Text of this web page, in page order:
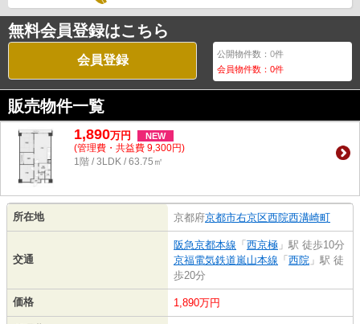
無料会員登録はこちら
会員登録 公開物件数：0件
会員物件数：0件
販売物件一覧
1,890万円 NEW
(管理費・共益費 9,300円)
1階 / 3LDK / 63.75㎡
所在地 京都府京都市右京区西院西溝崎町
交通
阪急京都本線 「 西京極 」駅 徒歩10分
京福電気鉄道嵐山本線 「 西院 」駅 徒
歩20分
価格 1,890万円